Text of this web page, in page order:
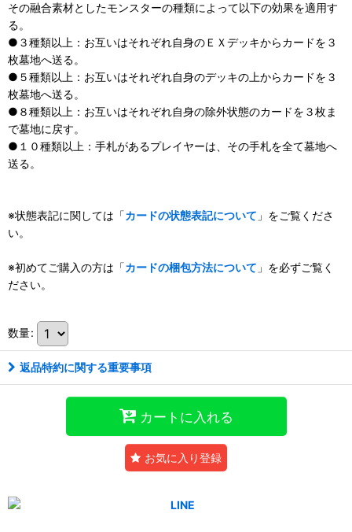
その融合素材としたモンスターの種類によって以下の効果を適用す
る。
●３種類以上：お互いはそれぞれ自身のＥＸデッキからカードを３
枚墓地へ送る。
●５種類以上：お互いはそれぞれ自身のデッキの上からカードを３
枚墓地へ送る。
●８種類以上：お互いはそれぞれ自身の除外状態のカードを３枚ま
で墓地に戻す。
●１０種類以上：手札があるプレイヤーは、その手札を全て墓地へ
送る。
※状態表記に関しては「カードの状態表記について 」をご覧くださ
い。
※初めてご購入の方は「カードの梱包方法について 」を必ずご覧く
ださい。
数量:
返品特約に関する重要事項
カートに入れる
お気に入り登録